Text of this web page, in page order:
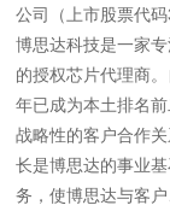
公司（上市股票代
博思达科技是一家
的授权芯片代理商
年已成为本土排名
战略性的客户合作
长是博思达的事业
务，使博思达与客